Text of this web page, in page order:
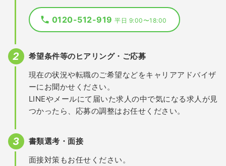
0120-512-919平日 9:00〜18:00
希望条件等のヒアリング・ご応募
現在の状況や転職のご希望などをキャリアアドバイザ
ーにお聞かせください。
LINEやメールにて届いた求人の中で気になる求人が見
つかったら、応募の調整はお任せください。
書類選考・面接
面接対策もお任せください。